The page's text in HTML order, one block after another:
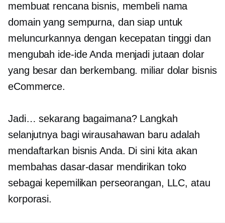
membuat rencana bisnis, membeli nama
domain yang sempurna, dan siap untuk
meluncurkannya dengan kecepatan tinggi dan
mengubah ide-ide Anda menjadi jutaan dolar
yang besar dan berkembang. miliar dolar bisnis
eCommerce.
Jadi… sekarang bagaimana? Langkah
selanjutnya bagi wirausahawan baru adalah
mendaftarkan bisnis Anda. Di sini kita akan
membahas dasar-dasar mendirikan toko
sebagai kepemilikan perseorangan, LLC, atau
korporasi.